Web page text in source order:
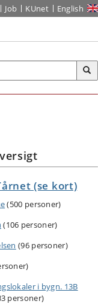
Job KUnet English
(se kort)
(500 personer)
(106 personer)
(96 personer)
i bygn. 13B
personer)